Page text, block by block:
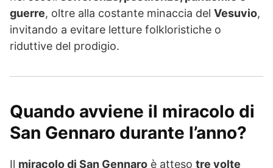
guerre, oltre alla costante minaccia del Vesuvio,
invitando a evitare letture folkloristiche o
riduttive del prodigio.
Quando avviene il miracolo di
San Gennaro durante l’anno?
Il miracolo di San Gennaro è atteso tre volte